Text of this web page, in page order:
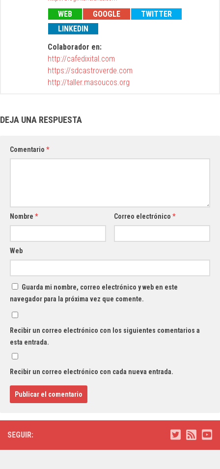
WEB GOOGLE
TWITTER
LINKEDIN
Colaborador en:
http://cafedixital.com
https://sdcastroverde.com
http://taller.masoucos.org
DEJA UNA RESPUESTA
Comentario *
Nombre * Correo electrónico*
Web
Guarda mi nombre, correo electrónico y web en este
navegador para la próxima vez que comente.
Recibir un correo electrónico con los siguientes comentarios a
esta entrada.
Recibir un correo electrónico con cada nueva entrada.
SEGUIR: